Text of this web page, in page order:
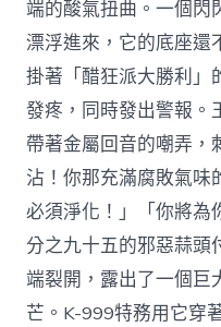
端的酸氣扭曲。一個閃
漂浮進來，它的底座還
掛著「醋狂派大勝利」
發疼，同時發出警報。
帶著金屬回音的嘲弄，
沾！你那充滿腐敗氣味
必須淨化！」「你將為
分之九十五的邪惡蒜頭
端裂開，露出了一個巨
芒。K-999特務用它穿